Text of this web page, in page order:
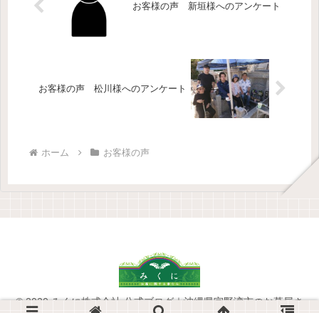
お客様の声 新垣様へのアンケート
お客様の声 松川様へのアンケート
ホーム お客様の声
© 2020 みくに株式会社 公式ブログ｜沖縄県宜野湾市のお墓屋さ